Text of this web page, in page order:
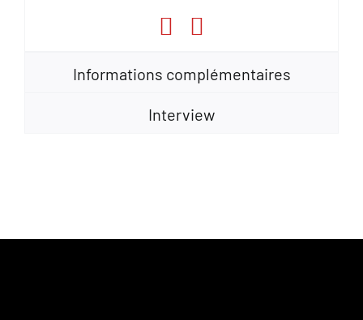
Informations complémentaires
Interview